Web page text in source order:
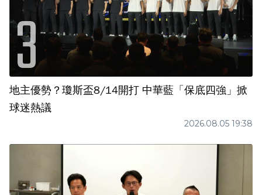
地主優勢？瓊斯盃8/14開打 中華藍「保底四強」掀
球迷熱議
2026.08.05 19:38